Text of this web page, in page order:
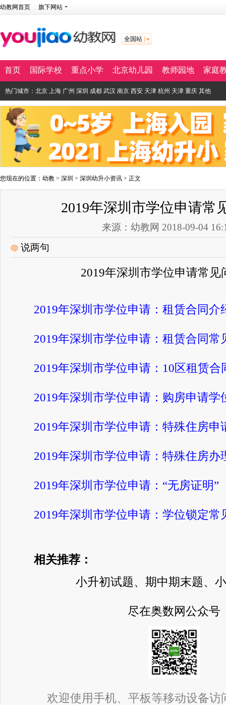
幼教网首页 旗下网站
全国站
首页 国际学校 重点小学 北京幼儿园 教师园地 家庭
热门城市： 北京 上海 广州 深圳 成都 武汉 南京 西安 天津 杭州 天津 重庆 其他
您现在的位置： 幼教 > 深圳 > 深圳幼升小资讯 > 正文
2019年深圳市学位申请常
来源：幼教网 2018-09-04
说两句
2019年深圳市学位申请常见
2019年深圳市学位申请：租赁合同介
2019年深圳市学位申请：租赁合同常
2019年深圳市学位申请：10区租赁合
2019年深圳市学位申请：购房申请学
2019年深圳市学位申请：特殊住房申
2019年深圳市学位申请：特殊住房办
2019年深圳市学位申请：“无房证明”
2019年深圳市学位申请：学位锁定常
相关推荐：
小升初试题、期中期末题、
尽在奥数网公众号
欢迎使用手机、平板等移动设备访